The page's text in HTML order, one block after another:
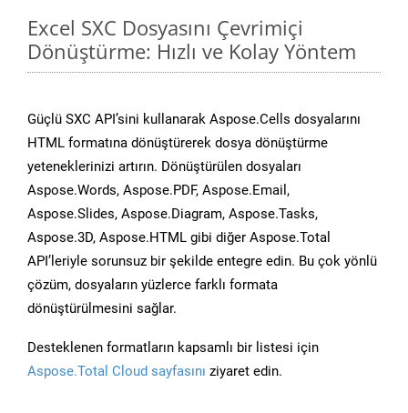
Excel SXC Dosyasını Çevrimiçi
Dönüştürme: Hızlı ve Kolay Yöntem
Güçlü SXC API’sini kullanarak Aspose.Cells dosyalarını
HTML formatına dönüştürerek dosya dönüştürme
yeteneklerinizi artırın. Dönüştürülen dosyaları
Aspose.Words, Aspose.PDF, Aspose.Email,
Aspose.Slides, Aspose.Diagram, Aspose.Tasks,
Aspose.3D, Aspose.HTML gibi diğer Aspose.Total
API’leriyle sorunsuz bir şekilde entegre edin. Bu çok yönlü
çözüm, dosyaların yüzlerce farklı formata
dönüştürülmesini sağlar.
Desteklenen formatların kapsamlı bir listesi için
Aspose.Total Cloud sayfasını ziyaret edin.